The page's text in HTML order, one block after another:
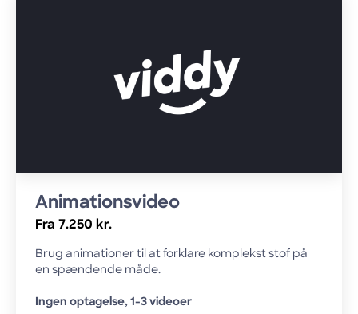
Animationsvideo
Fra 7.250 kr.
Brug animationer til at forklare komplekst stof på
en spændende måde.
Ingen optagelse, 1-3 videoer